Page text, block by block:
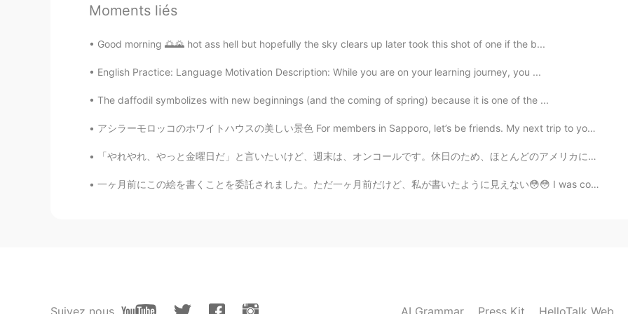
Jin 2021.09.15 11:06
That’s amazing. I like fish and chips.
Moments liés
Good morning 🌅🌄 hot ass hell but hopefully the sky clears up later took this shot of one if the b...
English Practice: Language Motivation Description: While you are on your learning journey, you ...
The daffodil symbolizes with new beginnings (and the coming of spring) because it is one of the ...
アシラーモロッコのホワイトハウスの美しい景色 For members in Sapporo, let’s be friends. My next trip to your city will...
「やれやれ、やっと金曜日だ」と言いたいけど、週末は、オンコールです。休日のため、ほとんどのアメリカにとっては長い週末ですが、私に、休みがありません。 もう這ってるけど頑張りまーす！ ー 写真...
一ヶ月前にこの絵を書くことを委託されました。ただ一ヶ月前だけど、私が書いたように見えない😳😳 I was commisioned to paint this one month ago. It ...
Suivez nous AI Grammar Press Kit HelloTalk Web